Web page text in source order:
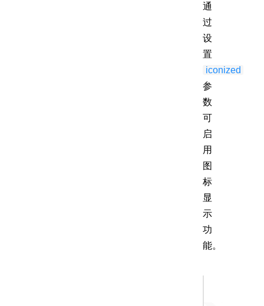
通
过
设
置
iconized
参
数
可
启
用
图
标
显
示
功
能。